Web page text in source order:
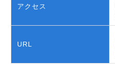
アクセス
URL